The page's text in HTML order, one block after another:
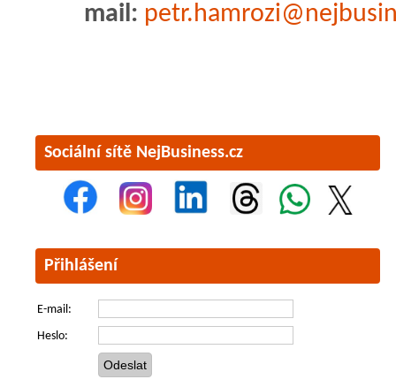
mail:
Sociální sítě NejBusiness.cz
Přihlášení
E-mail:
Heslo: